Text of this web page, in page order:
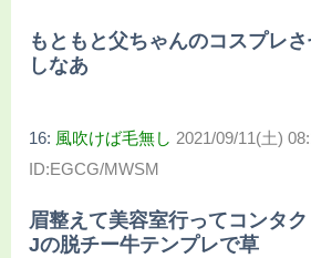
もともと父ちゃんのコスプレ
しなあ
16: 風吹けば毛無し 2021/09/11(土)
ID:EGCG/MWSM
眉整えて美容室行ってコンタ
Jの脱チー牛テンプレで草